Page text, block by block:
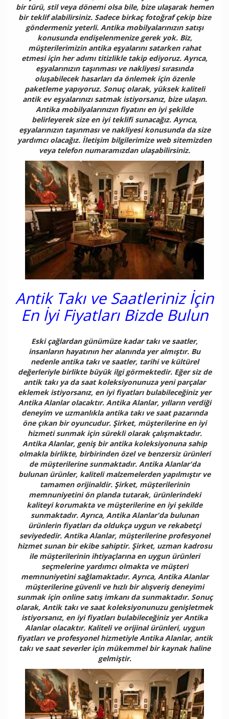
bir türü, stil veya dönemi olsa bile, bize ulaşarak hemen
bir teklif alabilirsiniz. Sadece birkaç fotoğraf çekip bize
göndermeniz yeterli. Antika mobilyalarınızın satışı
konusunda endişelenmenize gerek yok. Biz,
müşterilerimizin antika eşyalarını satarken rahat
etmesi için her adımı titizlikle takip ediyoruz. Ayrıca,
eşyalarınızın taşınması ve nakliyesi sırasında
oluşabilecek hasarları da önlemek için özenle
paketleme yapıyoruz. Sonuç olarak, yüksek kaliteli
antik ev eşyalarınızı satmak istiyorsanız, bize ulaşın.
Antika mobilyalarınızın fiyatını en iyi şekilde
belirleyerek size en iyi teklifi sunacağız. Ayrıca,
eşyalarınızın taşınması ve nakliyesi konusunda da size
yardımcı olacağız. İletişim bilgilerimize web sitemizden
veya telefon numaramızdan ulaşabilirsiniz.
Antik Takı ve Saatleriniz İçin
En İyi Fiyatları Bizde Bulun
Eski çağlardan günümüze kadar takı ve saatler,
insanların hayatının her alanında yer almıştır. Bu
nedenle antika takı ve saatler, tarihi ve kültürel
değerleriyle birlikte büyük ilgi görmektedir. Eğer siz de
antik takı ya da saat koleksiyonunuza yeni parçalar
eklemek istiyorsanız, en iyi fiyatları bulabileceğiniz yer
Antika Alanlar olacaktır. Antika Alanlar, yılların verdiği
deneyim ve uzmanlıkla antika takı ve saat pazarında
öne çıkan bir oyuncudur. Şirket, müşterilerine en iyi
hizmeti sunmak için sürekli olarak çalışmaktadır.
Antika Alanlar, geniş bir antika koleksiyonuna sahip
olmakla birlikte, birbirinden özel ve benzersiz ürünleri
de müşterilerine sunmaktadır. Antika Alanlar'da
bulunan ürünler, kaliteli malzemelerden yapılmıştır ve
tamamen orijinaldir. Şirket, müşterilerinin
memnuniyetini ön planda tutarak, ürünlerindeki
kaliteyi korumakta ve müşterilerine en iyi şekilde
sunmaktadır. Ayrıca, Antika Alanlar'da bulunan
ürünlerin fiyatları da oldukça uygun ve rekabetçi
seviyededir. Antika Alanlar, müşterilerine profesyonel
hizmet sunan bir ekibe sahiptir. Şirket, uzman kadrosu
ile müşterilerinin ihtiyaçlarına en uygun ürünleri
seçmelerine yardımcı olmakta ve müşteri
memnuniyetini sağlamaktadır. Ayrıca, Antika Alanlar
müşterilerine güvenli ve hızlı bir alışveriş deneyimi
sunmak için online satış imkanı da sunmaktadır. Sonuç
olarak, Antik takı ve saat koleksiyonunuzu genişletmek
istiyorsanız, en iyi fiyatları bulabileceğiniz yer Antika
Alanlar olacaktır. Kaliteli ve orijinal ürünleri, uygun
fiyatları ve profesyonel hizmetiyle Antika Alanlar, antik
takı ve saat severler için mükemmel bir kaynak haline
gelmiştir.